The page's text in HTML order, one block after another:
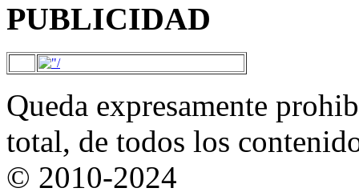
PUBLICIDAD
Queda expresamente
total, de todos los
© 2010-2024